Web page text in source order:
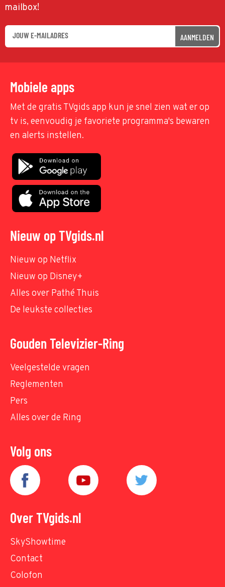
mailbox!
AANMELDEN
Mobiele apps
Met de gratis TVgids app kun je snel zien wat er op
tv is, eenvoudig je favoriete programma's bewaren
en alerts instellen.
Nieuw op TVgids.nl
Nieuw op Netflix
Nieuw op Disney+
Alles over Pathé Thuis
De leukste collecties
Gouden Televizier-Ring
Veelgestelde vragen
Reglementen
Pers
Alles over de Ring
Volg ons
Over TVgids.nl
SkyShowtime
Contact
Colofon